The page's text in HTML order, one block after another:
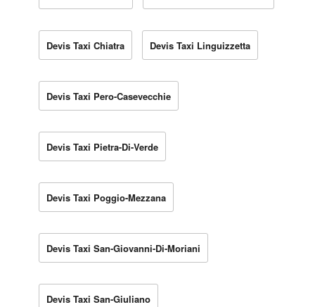
Devis Taxi Chiatra Devis Taxi Linguizzetta
Devis Taxi Pero-Casevecchie
Devis Taxi Pietra-Di-Verde
Devis Taxi Poggio-Mezzana
Devis Taxi San-Giovanni-Di-Moriani
Devis Taxi San-Giuliano